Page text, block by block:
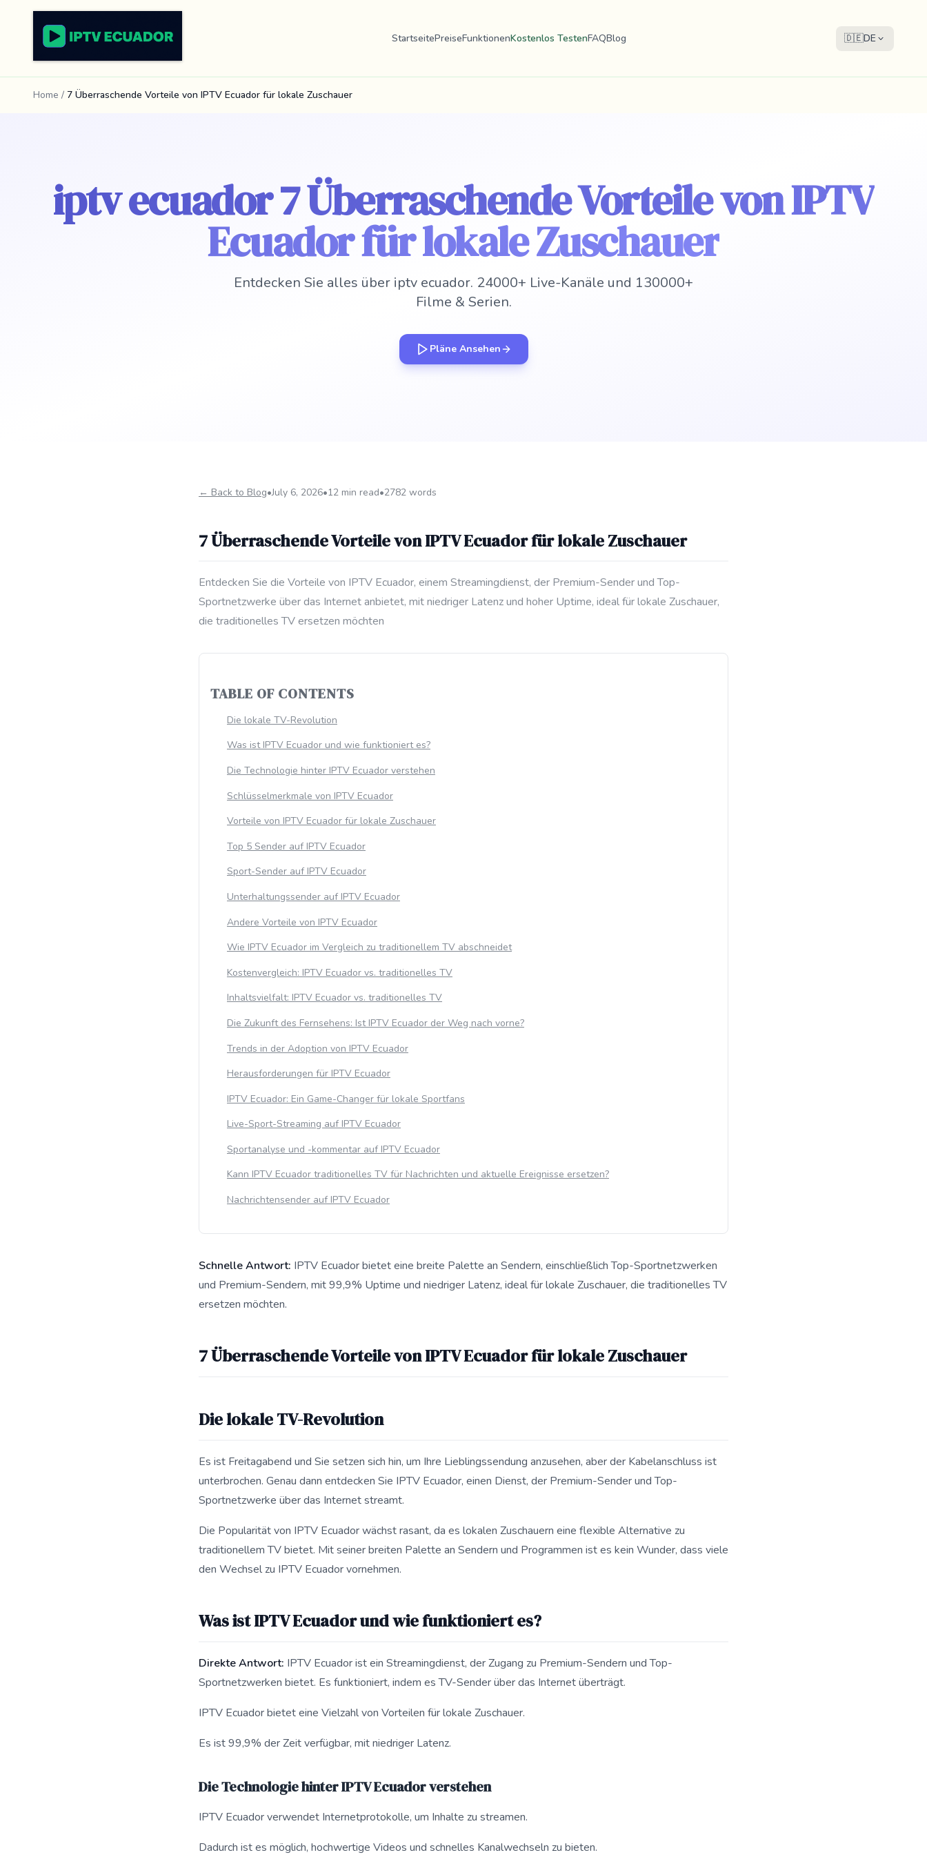
StartseitePreiseFunktionenKostenlos TestenFAQBlog 🇩🇪DE
Home / 7 Überraschende Vorteile von IPTV Ecuador für lokale Zuschauer
iptv ecuador 7 Überraschende Vorteile von IPTV
Ecuador für lokale Zuschauer
Entdecken Sie alles über iptv ecuador. 24000+ Live-Kanäle und 130000+
Filme & Serien.
Pläne Ansehen
← Back to Blog•July 6, 2026•12 min read•2782 words
7 Überraschende Vorteile von IPTV Ecuador für lokale Zuschauer
Entdecken Sie die Vorteile von IPTV Ecuador, einem Streamingdienst, der Premium-Sender und Top-
Sportnetzwerke über das Internet anbietet, mit niedriger Latenz und hoher Uptime, ideal für lokale Zuschauer,
die traditionelles TV ersetzen möchten
TABLE OF CONTENTS
Die lokale TV-Revolution
Was ist IPTV Ecuador und wie funktioniert es?
Die Technologie hinter IPTV Ecuador verstehen
Schlüsselmerkmale von IPTV Ecuador
Vorteile von IPTV Ecuador für lokale Zuschauer
Top 5 Sender auf IPTV Ecuador
Sport-Sender auf IPTV Ecuador
Unterhaltungssender auf IPTV Ecuador
Andere Vorteile von IPTV Ecuador
Wie IPTV Ecuador im Vergleich zu traditionellem TV abschneidet
Kostenvergleich: IPTV Ecuador vs. traditionelles TV
Inhaltsvielfalt: IPTV Ecuador vs. traditionelles TV
Die Zukunft des Fernsehens: Ist IPTV Ecuador der Weg nach vorne?
Trends in der Adoption von IPTV Ecuador
Herausforderungen für IPTV Ecuador
IPTV Ecuador: Ein Game-Changer für lokale Sportfans
Live-Sport-Streaming auf IPTV Ecuador
Sportanalyse und -kommentar auf IPTV Ecuador
Kann IPTV Ecuador traditionelles TV für Nachrichten und aktuelle Ereignisse ersetzen?
Nachrichtensender auf IPTV Ecuador
Schnelle Antwort: IPTV Ecuador bietet eine breite Palette an Sendern, einschließlich Top-Sportnetzwerken
und Premium-Sendern, mit 99,9% Uptime und niedriger Latenz, ideal für lokale Zuschauer, die traditionelles TV
ersetzen möchten.
7 Überraschende Vorteile von IPTV Ecuador für lokale Zuschauer
Die lokale TV-Revolution
Es ist Freitagabend und Sie setzen sich hin, um Ihre Lieblingssendung anzusehen, aber der Kabelanschluss ist
unterbrochen. Genau dann entdecken Sie IPTV Ecuador, einen Dienst, der Premium-Sender und Top-
Sportnetzwerke über das Internet streamt.
Die Popularität von IPTV Ecuador wächst rasant, da es lokalen Zuschauern eine flexible Alternative zu
traditionellem TV bietet. Mit seiner breiten Palette an Sendern und Programmen ist es kein Wunder, dass viele
den Wechsel zu IPTV Ecuador vornehmen.
Was ist IPTV Ecuador und wie funktioniert es?
Direkte Antwort: IPTV Ecuador ist ein Streamingdienst, der Zugang zu Premium-Sendern und Top-
Sportnetzwerken bietet. Es funktioniert, indem es TV-Sender über das Internet überträgt.
IPTV Ecuador bietet eine Vielzahl von Vorteilen für lokale Zuschauer.
Es ist 99,9% der Zeit verfügbar, mit niedriger Latenz.
Die Technologie hinter IPTV Ecuador verstehen
IPTV Ecuador verwendet Internetprotokolle, um Inhalte zu streamen.
Dadurch ist es möglich, hochwertige Videos und schnelles Kanalwechseln zu bieten.